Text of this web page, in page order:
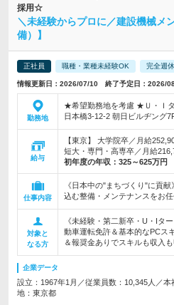
採用☆
＼未経験からプロに／建設機械メ
備）】
正社員 職種・業種未経験OK 完全週
情報更新日：2026/07/10 終了予定日：2026/
勤務地
★希望勤務地を考慮 ★Ｕ・Ｉ
日本橋3-12-2 朝日ビルヂング
給与
【東京】 大学院卒／月給
短大・専門・高専卒／月給
初年度の年収： 325～625万円
仕事内容
《日本中の"まちづくり"に貢
込む整備・メンテナンスをお
対象と
なる方
《未経験・第二新卒・U・Iタ
動車運転免許＆基本的なPCス
＆報奨金ありでスキルも収入
企業データ
設立：1967年1月／従業員数：10,345人／本
地：東京都